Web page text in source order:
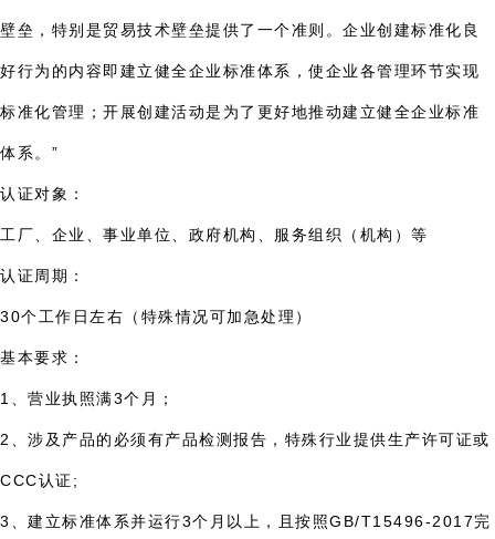
壁垒，特别是贸易技术壁垒提供了一个准则。企业创建标准化良
好行为的内容即建立健全企业标准体系，使企业各管理环节实现
标准化管理；开展创建活动是为了更好地推动建立健全企业标准
体系。”
认证对象：
工厂、企业、事业单位、政府机构、服务组织（机构）等
认证周期：
30个工作日左右（特殊情况可加急处理）
基本要求：
1、营业执照满3个月；
2、涉及产品的必须有产品检测报告，特殊行业提供生产许可证或
CCC认证;
3、建立标准体系并运行3个月以上，且按照GB/T15496-2017完